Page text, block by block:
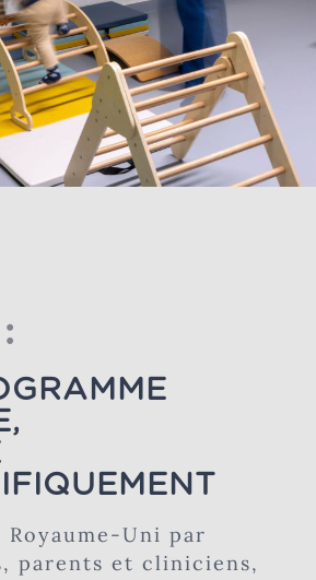
Royaume-Uni par
parents et cliniciens,